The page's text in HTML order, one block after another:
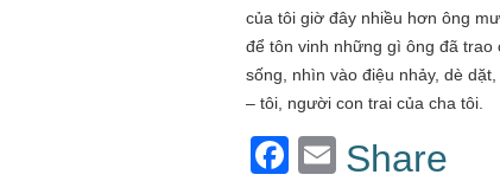
của tôi giờ đây nhiều hơn ông
để tôn vinh những gì ông đã
sống, nhìn vào điệu nhảy, dè
– tôi, người con trai của cha tôi.
Facebook
Email
Share